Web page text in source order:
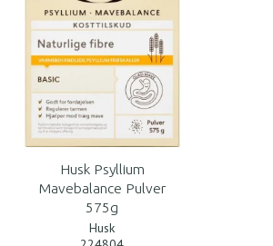
Husk Psyllium
Mavebalance Pulver
575g
Husk